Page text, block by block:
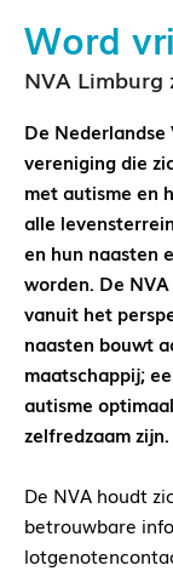
Word
NVA
De Nederlandse
vereniging die
met autisme en
alle
en hun naasten
worden. De
vanuit het
naasten bouwt
maatschappij;
autisme
zelfredzaam zijn.
De NVA houdt
betrouwbare